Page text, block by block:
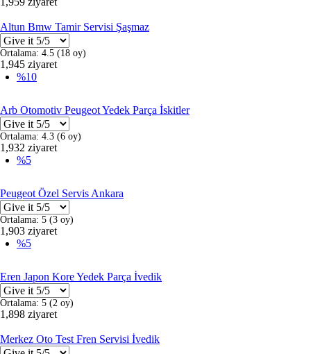
Altun Bmw Tamir Servisi Şaşmaz
Ortalama: 4.5 (18 oy)
1,945 ziyaret
%10
Arb Otomotiv Peugeot Yedek Parça İskitler
Ortalama: 4.3 (6 oy)
1,932 ziyaret
%5
Peugeot Özel Servis Ankara
Ortalama: 5 (3 oy)
1,903 ziyaret
%5
Eren Japon Kore Yedek Parça İvedik
Ortalama: 5 (2 oy)
1,898 ziyaret
Merkez Oto Test Fren Servisi İvedik